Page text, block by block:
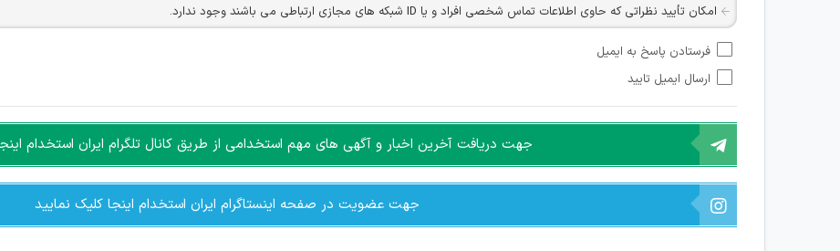
امکان تأیید نظراتی که حاوی اطلاعات تماس شخصی افراد و یا ID شبکه های مجازی ارتباطی می باشند وجود ندارد.
هرگونه تحریک، تحقیر و کنایه به سایر افراد (مسئول و غیر مسئول) غیر مجاز می باشد.
امکان هماهنگی برای هرگونه ملاقات حضوری چه به صورت دسته جمعی و چه فردی توسط کاربران سایت وجود ندارد.
فرستادن پاسخ به ایمیل
ارسال ایمیل تایید
جهت دریافت آخرین اخبار و آگهی های مهم استخدامی از طریق کانال تلگرام ایران استخدام
جهت عضویت در صفحه اینستاگرام ایران استخدام اینجا کلیک نمایید